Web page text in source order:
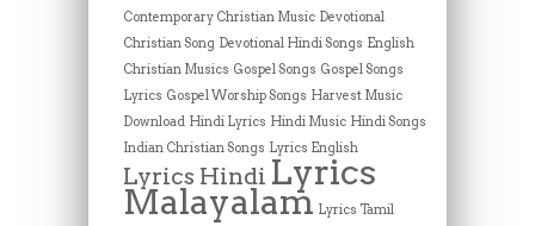
Contemporary Christian Music Devotional
Christian Song Devotional Hindi Songs English
Christian Musics Gospel Songs Gospel Songs
Lyrics Gospel Worship Songs Harvest Music
Download Hindi Lyrics Hindi Music Hindi Songs
Indian Christian Songs Lyrics English
Lyrics Hindi Lyrics
Malayalam Lyrics Tamil